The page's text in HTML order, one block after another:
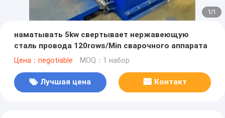
1/1
наматывать 5kw свертывает нержавеющую
сталь провода 120rows/Min сварочного аппарата
Цена：negotiable MOQ：1 набор
Лучшая цена Контакт